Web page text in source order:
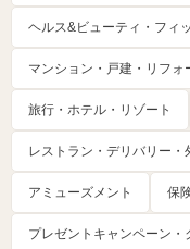
ヘルス&ビューティ・フィ
マンション・戸建・リフォ
旅行・ホテル・リゾート
レストラン・デリバリー・
アミューズメント 保
プレゼントキャンペーン・